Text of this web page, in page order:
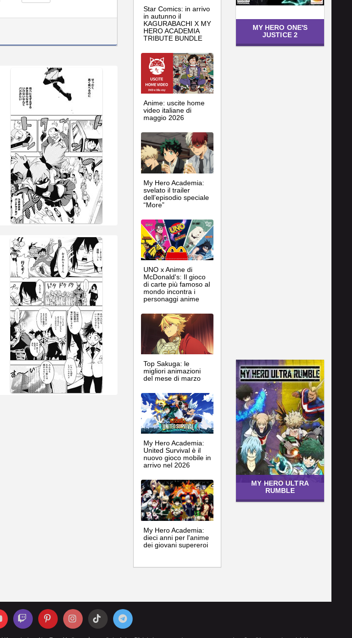
Star Comics: in arrivo
in autunno il
KAGURABACHI X MY
HERO ACADEMIA
TRIBUTE BUNDLE
Anime: uscite home
video italiane di
maggio 2026
My Hero Academia:
svelato il trailer
dell’episodio speciale
“More”
UNO x Anime di
McDonald's: Il gioco
di carte più famoso al
mondo incontra i
personaggi anime
Top Sakuga: le
migliori animazioni
del mese di marzo
My Hero Academia:
United Survival è il
nuovo gioco mobile in
arrivo nel 2026
My Hero Academia:
dieci anni per l'anime
dei giovani supereroi
MY HERO ONE'S
JUSTICE 2
MY HERO ULTRA
RUMBLE